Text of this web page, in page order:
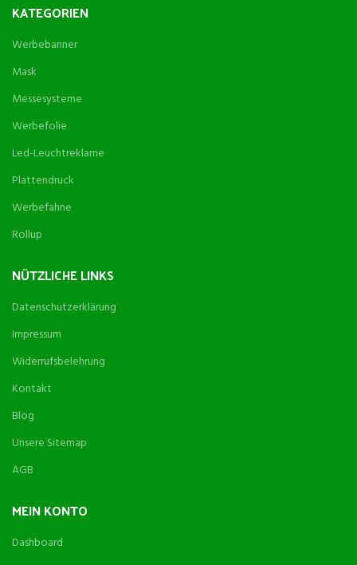
KATEGORIEN
Werbebanner
Mask
Messesysteme
Werbefolie
Led-Leuchtreklame
Plattendruck
Werbefahne
Rollup
NÜTZLICHE LINKS
Datenschutzerklärung
Impressum
Widerrufsbelehrung
Kontakt
Blog
Unsere Sitemap
AGB
MEIN KONTO
Dashboard